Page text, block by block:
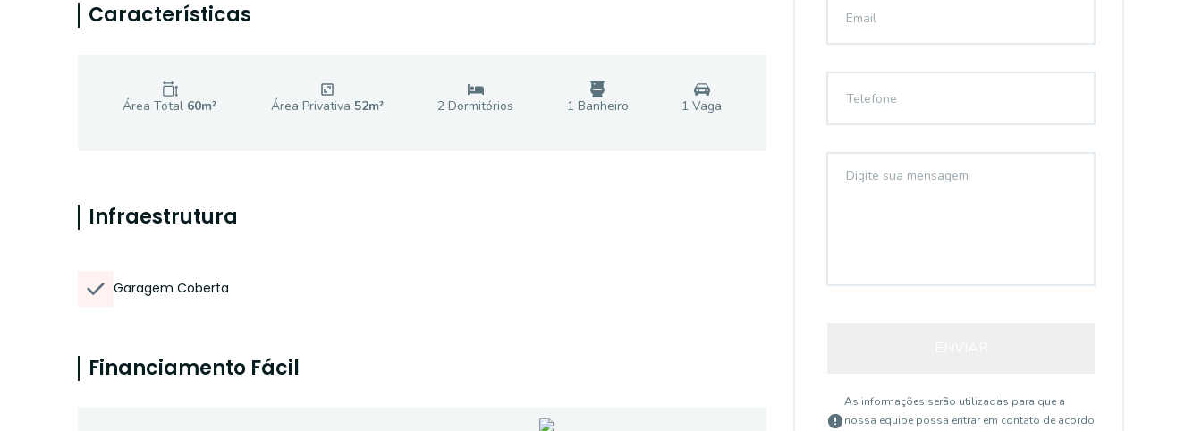
Características
Área Total 60m² Área Privativa 52m² 2 Dormitórios 1 Banheiro 1 Vaga
Infraestrutura
Garagem Coberta
Financiamento Fácil
As informações serão utilizadas para que a
nossa equipe possa entrar em contato de acordo